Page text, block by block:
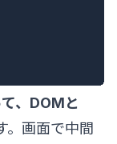
、DOMと
。画面で中間